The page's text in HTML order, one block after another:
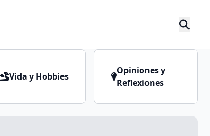
Vida y Hobbies
Opiniones y
Reflexiones